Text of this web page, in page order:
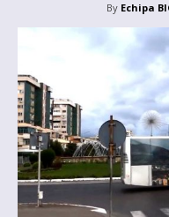
By Echipa